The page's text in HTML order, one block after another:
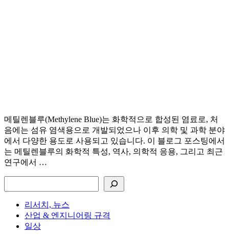
메틸렌블루(Methylene Blue)는 화학적으로 합성된 염료로, 처
음에는 섬유 염색용으로 개발되었으나 이후 의학 및 과학 분야
에서 다양한 용도로 사용되고 있습니다. 이 블로그 포스팅에서
는 메틸렌블루의 화학적 특성, 역사, 의학적 응용, 그리고 최근
연구에서 …
리서치, 뉴스
산업 & 엔지니어링 규격
일상